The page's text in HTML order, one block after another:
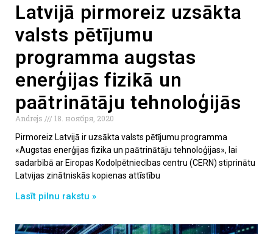
Latvijā pirmoreiz uzsākta
valsts pētījumu
programma augstas
enerģijas fizikā un
paātrinātāju tehnoloģijās
Andrejs
18. ноября, 2020
Pirmoreiz Latvijā ir uzsākta valsts pētījumu programma
«Augstas enerģijas fizika un paātrinātāju tehnoloģijas», lai
sadarbībā ar Eiropas Kodolpētniecības centru (CERN) stiprinātu
Latvijas zinātniskās kopienas attīstību
Lasīt pilnu rakstu »